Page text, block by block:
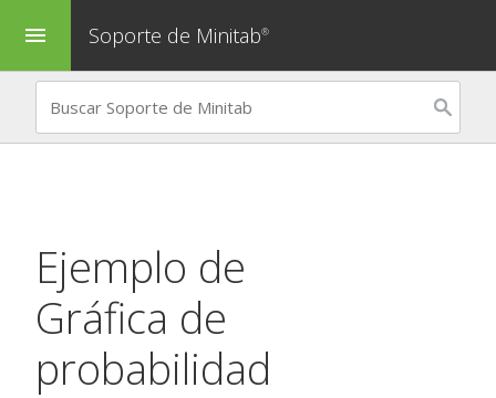
menu Soporte de Minitab®
Ejemplo de
Gráfica de
probabilidad